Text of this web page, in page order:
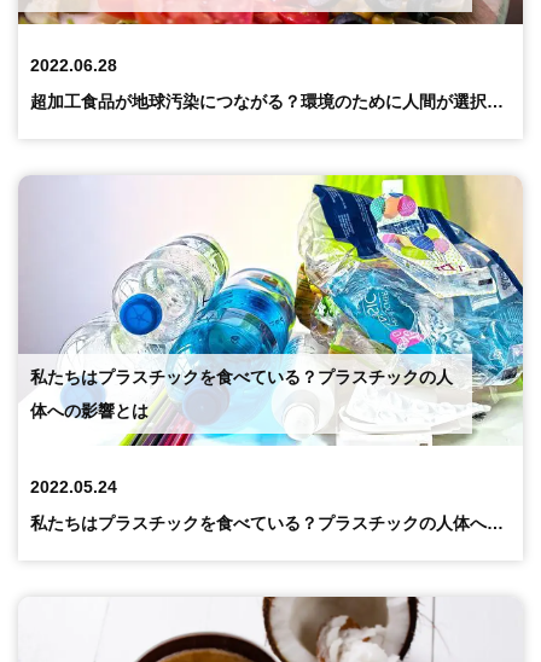
2022.06.28
超加工食品が地球汚染につながる？環境のために人間が選択するべき食材とは
私たちはプラスチックを食べている？プラスチックの人
体への影響とは
2022.05.24
私たちはプラスチックを食べている？プラスチックの人体への影響とは